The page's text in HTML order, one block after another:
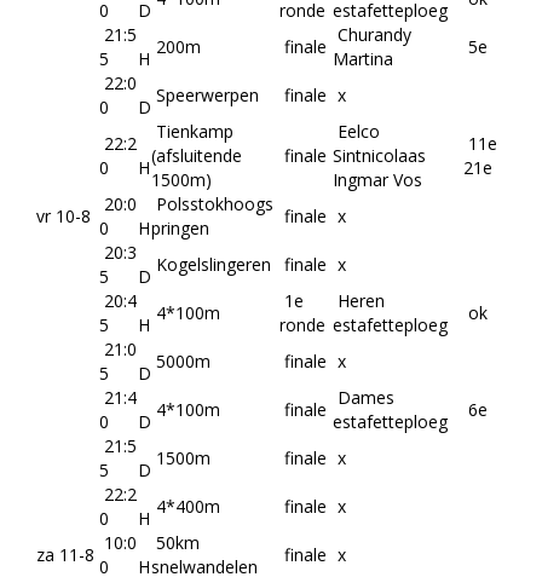
0
D
ronde estafetteploeg
21:5
5
H
200m finale
Churandy
Martina
5e
22:0
0
D
Speerwerpen finale x
22:2
0
H
Tienkamp
(afsluitende
1500m)
finale
Eelco
Sintnicolaas
Ingmar Vos
11e
21e
vr 10-8
20:0
0
H
Polsstokhoogs
pringen
finale x
20:3
5
D
Kogelslingeren finale x
20:4
5
H
4*100m
1e
ronde
Heren
estafetteploeg
ok
21:0
5
D
5000m finale x
21:4
0
D
4*100m finale
Dames
estafetteploeg
6e
21:5
5
D
1500m finale x
22:2
0
H
4*400m finale x
za 11-8
10:0
0
H
50km
snelwandelen
finale x